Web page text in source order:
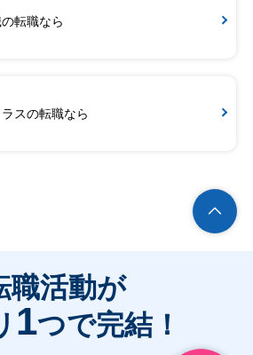
転職なら
スの転職なら
職活動が
1つで完結！